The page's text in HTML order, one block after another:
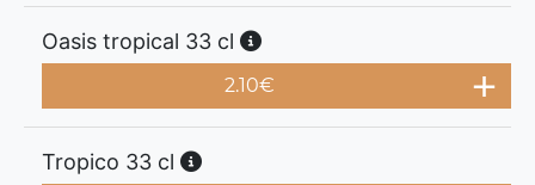
Oasis tropical 33 cl
2.10€
Tropico 33 cl